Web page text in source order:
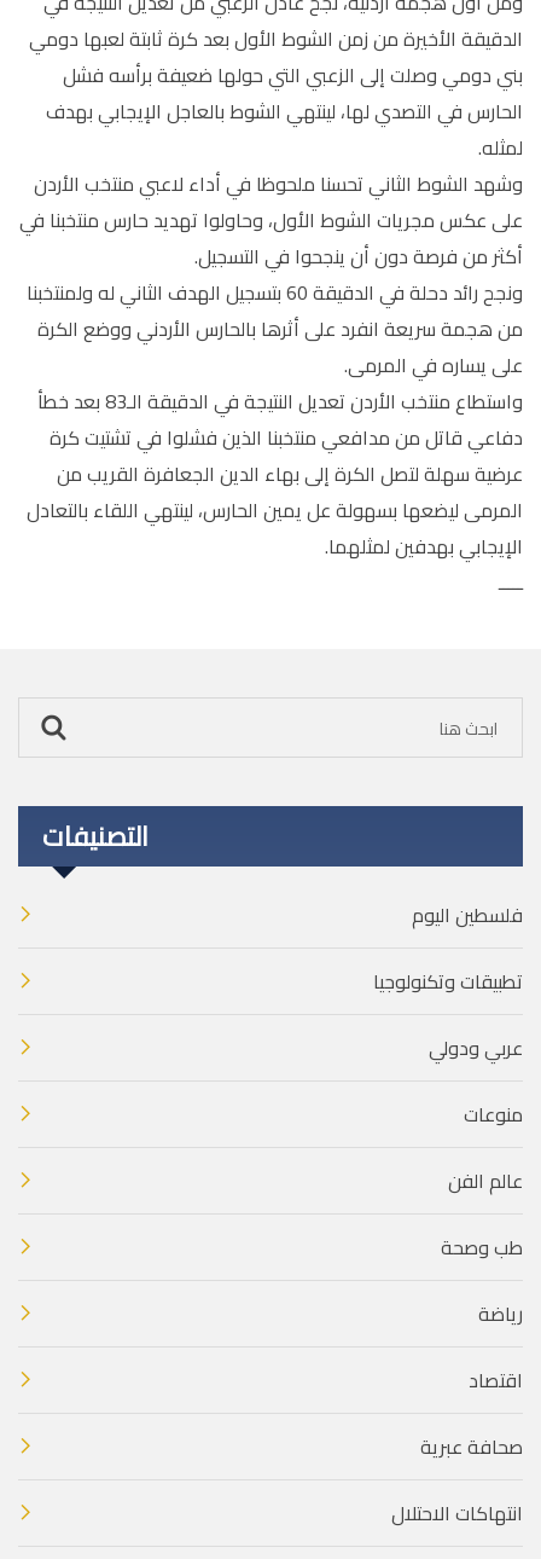
الدقيقة الأخيرة من زمن الشوط الأول بعد كرة ثابتة لعبها دومي
بني دومي وصلت إلى الزعبي التي حولها ضعيفة برأسه فشل
الحارس في التصدي لها، لينتهي الشوط بالعاجل الإيجابي بهدف
لمثله.
وشهد الشوط الثاني تحسنا ملحوظا في أداء لاعبي منتخب الأردن
على عكس مجريات الشوط الأول، وحاولوا تهديد حارس منتخبنا في
أكثر من فرصة دون أن ينجحوا في التسجيل.
ونجح رائد دحلة في الدقيقة 60 بتسجيل الهدف الثاني له ولمنتخبنا
من هجمة سريعة انفرد على أثرها بالحارس الأردني ووضع الكرة
على يساره في المرمى.
واستطاع منتخب الأردن تعديل النتيجة في الدقيقة الـ83 بعد خطأ
دفاعي قاتل من مدافعي منتخبنا الذين فشلوا في تشتيت كرة
عرضية سهلة لتصل الكرة إلى بهاء الدين الجعافرة القريب من
المرمى ليضعها بسهولة عل يمين الحارس، لينتهي اللقاء بالتعادل
الإيجابي بهدفين لمثلهما.
ـــــ
التصنيفات
فلسطين اليوم
تطبيقات وتكنولوجيا
عربي ودولي
منوعات
عالم الفن
طب وصحة
رياضة
اقتصاد
صحافة عبرية
انتهاكات الاحتلال